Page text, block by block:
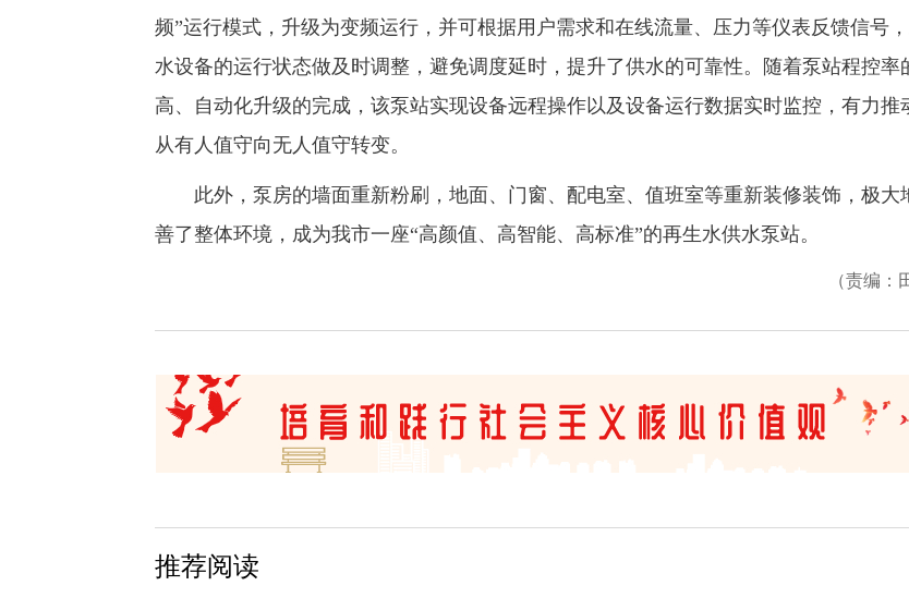
频”运行模式，升级为变频运行，并可根据用户需求和在线流量、压力等仪表反馈信号
水设备的运行状态做及时调整，避免调度延时，提升了供水的可靠性。随着泵站程控率
高、自动化升级的完成，该泵站实现设备远程操作以及设备运行数据实时监控，有力推
从有人值守向无人值守转变。
此外，泵房的墙面重新粉刷，地面、门窗、配电室、值班室等重新装修装饰，极大
善了整体环境，成为我市一座“高颜值、高智能、高标准”的再生水供水泵站。
（责编：
推荐阅读